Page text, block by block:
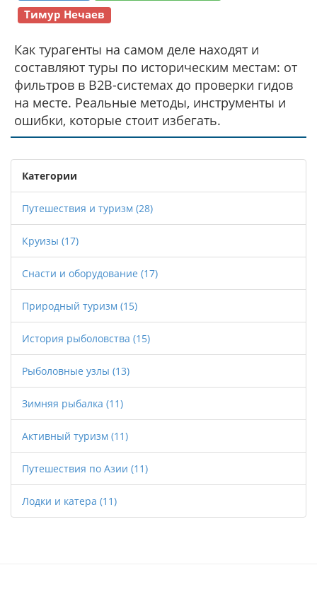
Тимур Нечаев
Как турагенты на самом деле находят и
составляют туры по историческим местам: от
фильтров в B2B-системах до проверки гидов
на месте. Реальные методы, инструменты и
ошибки, которые стоит избегать.
Категории
Путешествия и туризм (28)
Круизы (17)
Снасти и оборудование (17)
Природный туризм (15)
История рыболовства (15)
Рыболовные узлы (13)
Зимняя рыбалка (11)
Активный туризм (11)
Путешествия по Азии (11)
Лодки и катера (11)